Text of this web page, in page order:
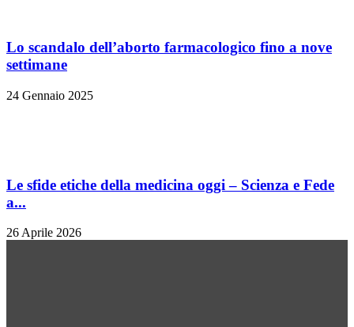
Lo scandalo dell’aborto farmacologico fino a nove
settimane
24 Gennaio 2025
Le sfide etiche della medicina oggi – Scienza e Fede
a...
26 Aprile 2026